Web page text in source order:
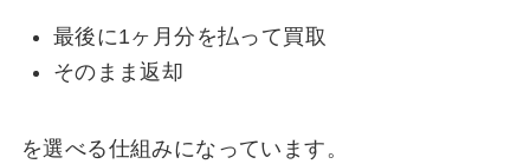
最後に1ヶ月分を払って買取
そのまま返却
を選べる仕組みになっています。